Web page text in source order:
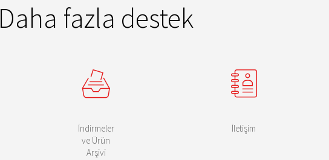
Daha fazla destek
İndirmeler
ve Ürün
Arşivi
İletişim